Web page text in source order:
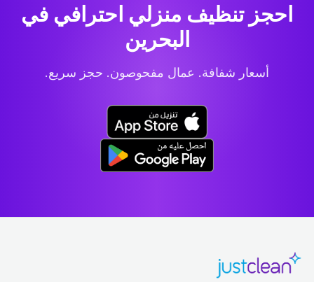
احجز تنظيف منزلي احترافي في
البحرين
أسعار شفافة. عمال مفحوصون. حجز سريع.